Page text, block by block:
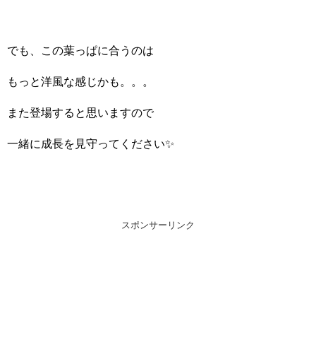
でも、この葉っぱに合うのは
もっと洋風な感じかも。。。
また登場すると思いますので
一緒に成長を見守ってください✨
スポンサーリンク